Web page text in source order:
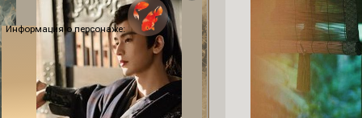
Информация о персонаже: